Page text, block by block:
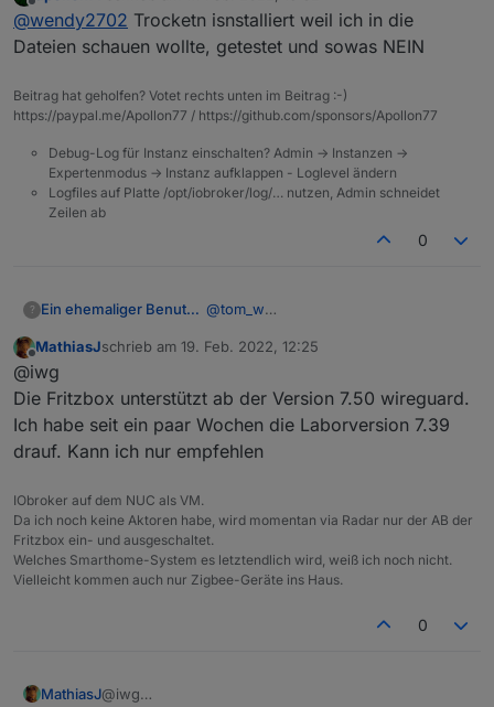
Offline
zuletzt editiert von
@wendy2702 Trocketn isnstalliert weil ich in die
Dateien schauen wollte, getestet und sowas NEIN
Beitrag hat geholfen? Votet rechts unten im Beitrag :-)
https://paypal.me/Apollon77 / https://github.com/sponsors/Apollon77
Debug-Log für Instanz einschalten? Admin -> Instanzen ->
Expertenmodus -> Instanz aufklappen - Loglevel ändern
Logfiles auf Platte /opt/iobroker/log/… nutzen, Admin schneidet
Zeilen ab
0
? Ein ehemaliger Benutzer @tom_w
es gibt jetzt einen Adapter, der ein
dass die Ports in der Fritzbox
weitergeleitet werden müssen. Die
Verbindung wird vom Adapter zum
Server aufgebaut, solange der
Hier ist die Beschreibung:
https://htmlpreview.github.io/?
https://github.com/iwg-
vpn/iobroker.iwg-
Offline
MathiasJschrieb am 19. Feb. 2022, 12:25
zuletzt editiert von
@iwg
Die Fritzbox unterstützt ab der Version 7.50 wireguard.
Ich habe seit ein paar Wochen die Laborversion 7.39
drauf. Kann ich nur empfehlen
IObroker auf dem NUC als VM.
Da ich noch keine Aktoren habe, wird momentan via Radar nur der AB der
Fritzbox ein- und ausgeschaltet.
Welches Smarthome-System es letztendlich wird, weiß ich noch nicht.
Vielleicht kommen auch nur Zigbee-Geräte ins Haus.
0
MathiasJ@iwg